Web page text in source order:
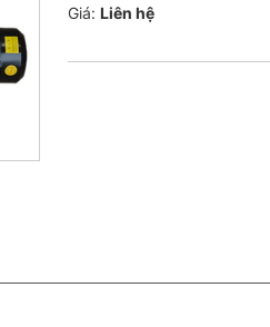
Giá: Liên hệ